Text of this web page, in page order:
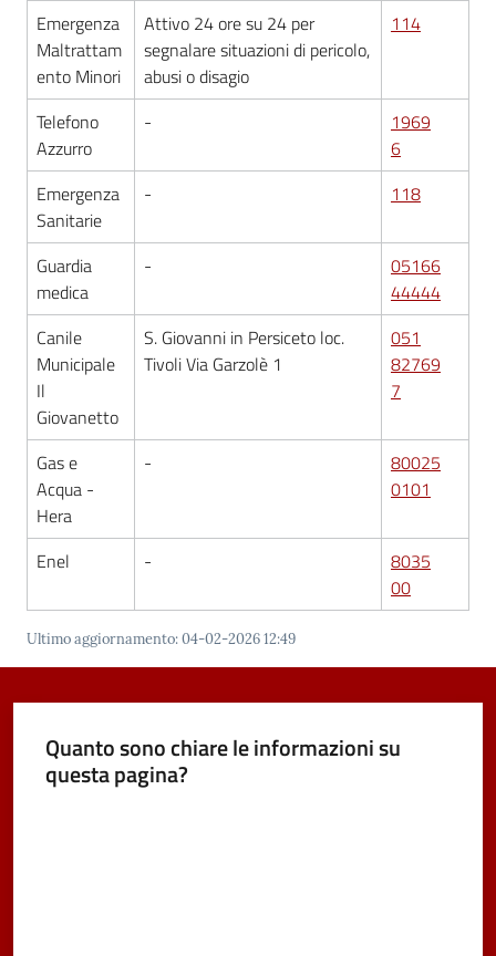
Seguici
su
Emergenza
Maltrattam
ento Minori
Attivo 24 ore su 24 per
segnalare situazioni di pericolo,
abusi o disagio
114
Telefono
Azzurro
-
1969
6
Emergenza
Sanitarie
- 118
Guardia
medica
-
05166
44444
Canile
Municipale
Il
Giovanetto
S. Giovanni in Persiceto loc.
Tivoli Via Garzolè 1
051
82769
7
Gas e
Acqua -
Hera
-
80025
0101
Enel -
8035
00
Ultimo aggiornamento:04-02-2026 12:49
Quanto sono chiare le informazioni su
questa pagina?